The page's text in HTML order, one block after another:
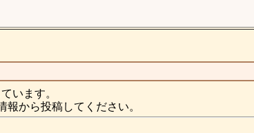
います。
から投稿してください。